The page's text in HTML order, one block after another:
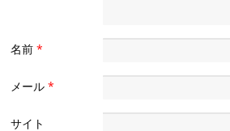
名前*
メール*
サイト